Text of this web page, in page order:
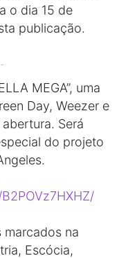
o dia 15 de
publicação.
-
MEGA”, uma
Day, Weezer e
Será
do projeto
na
Escócia,